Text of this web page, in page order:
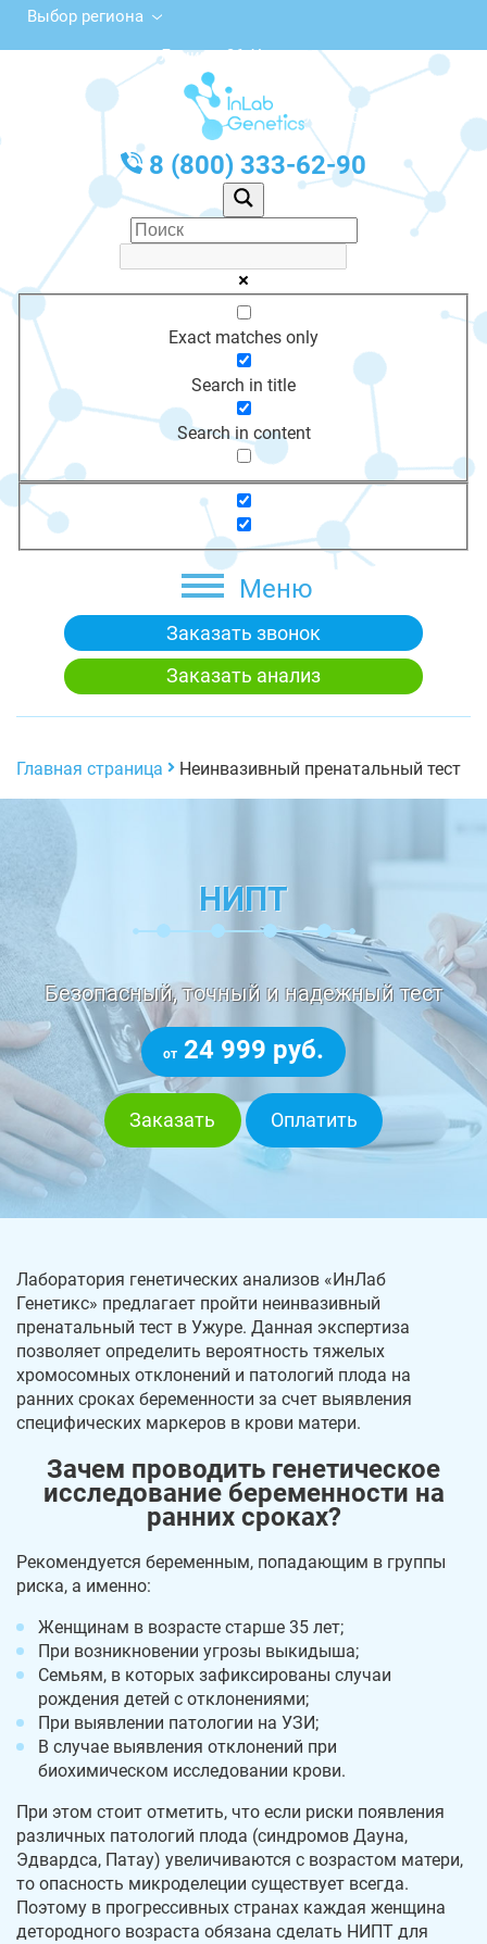
Выбор региона
ул. Ленина, 36, Ужур
с 10:00 до 20:00
График работы: Пн-Пт с 10:00 до 20:00
8 (800) 333-62-90
Exact matches only
Search in title
Search in content
Меню
Заказать звонок
Заказать анализ
Главная страница Неинвазивный пренатальный тест
НИПТ
Безопасный, точный и надежный тест
от 24 999 руб.
Заказать Оплатить
Лаборатория генетических анализов «ИнЛаб
Генетикс» предлагает пройти неинвазивный
пренатальный тест в Ужуре. Данная экспертиза
позволяет определить вероятность тяжелых
хромосомных отклонений и патологий плода на
ранних сроках беременности за счет выявления
специфических маркеров в крови матери.
Зачем проводить генетическое
исследование беременности на
ранних сроках?
Рекомендуется беременным, попадающим в группы
риска, а именно:
Женщинам в возрасте старше 35 лет;
При возникновении угрозы выкидыша;
Семьям, в которых зафиксированы случаи
рождения детей с отклонениями;
При выявлении патологии на УЗИ;
В случае выявления отклонений при
биохимическом исследовании крови.
При этом стоит отметить, что если риски появления
различных патологий плода (синдромов Дауна,
Эдвардса, Патау) увеличиваются с возрастом матери,
то опасность микроделеции существует всегда.
Поэтому в прогрессивных странах каждая женщина
детородного возраста обязана сделать НИПТ для